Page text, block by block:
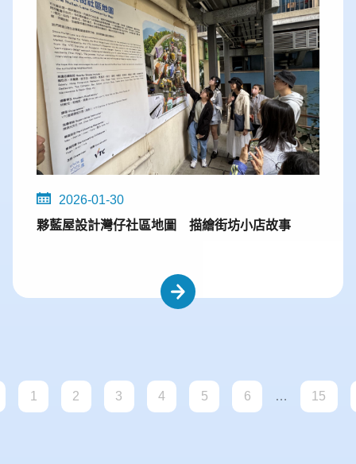
2026-01-30
夥藍屋設計灣仔社區地圖 描繪街坊小店故事
1 2 3 4 5 6 … 15